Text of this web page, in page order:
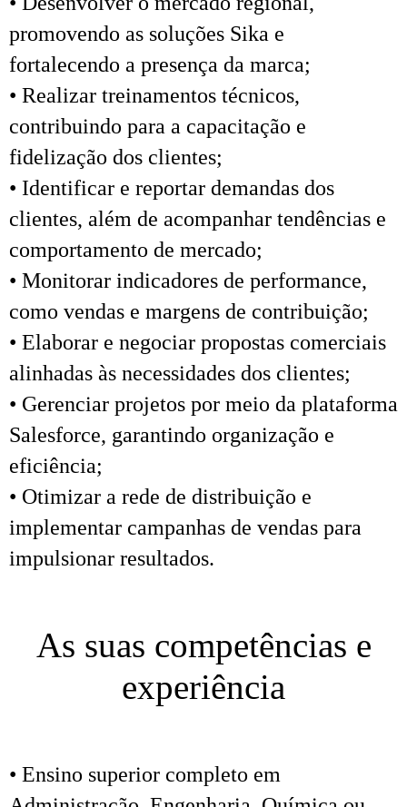
promovendo as soluções Sika e
fortalecendo a presença da marca;
• Realizar treinamentos técnicos,
contribuindo para a capacitação e
fidelização dos clientes;
• Identificar e reportar demandas dos
clientes, além de acompanhar tendências e
comportamento de mercado;
• Monitorar indicadores de performance,
como vendas e margens de contribuição;
• Elaborar e negociar propostas comerciais
alinhadas às necessidades dos clientes;
• Gerenciar projetos por meio da plataforma
Salesforce, garantindo organização e
eficiência;
• Otimizar a rede de distribuição e
implementar campanhas de vendas para
impulsionar resultados.
As suas competências e
experiência
• Ensino superior completo em